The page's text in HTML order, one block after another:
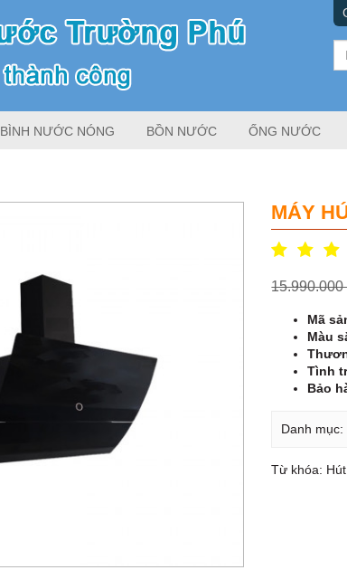
BÌNH NƯỚC NÓNG BỒN NƯỚC ỐNG NƯỚC
MÁY
15.990.000
Mã
Màu
Tình
Bảo
Danh mục:
Từ khóa: